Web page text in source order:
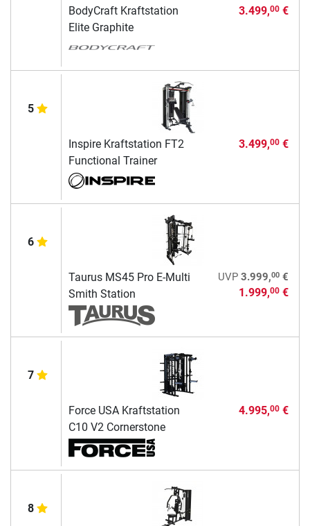
BodyCraft Kraftstation
Elite Graphite
3.499,00€
5
Inspire Kraftstation FT2
Functional Trainer
3.499,00€
6
Taurus MS45 Pro E-Multi
Smith Station
UVP 3.999,00€
1.999,00€
7
Force USA Kraftstation
C10 V2 Cornerstone
4.995,00€
8